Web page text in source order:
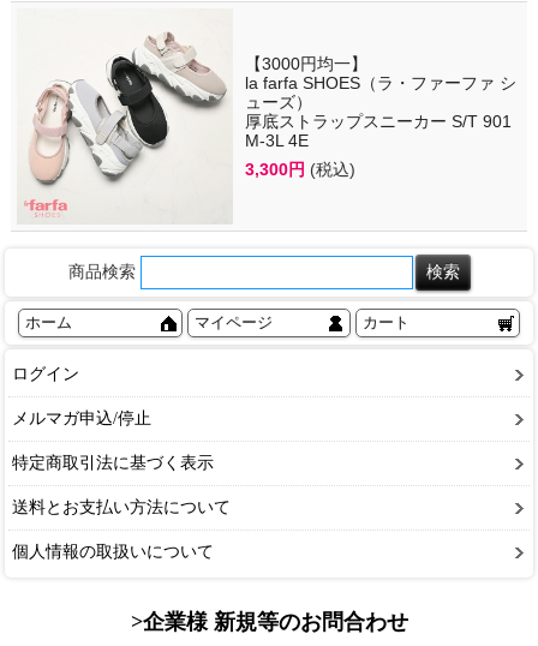
【3000円均一】
la farfa SHOES（ラ・ファーファ シ
ューズ）
厚底ストラップスニーカー S/T 901
M-3L 4E
3,300円 (税込)
商品検索
ホーム マイページ カート
ログイン
メルマガ申込/停止
特定商取引法に基づく表示
送料とお支払い方法について
個人情報の取扱いについて
>企業様 新規等のお問合わせ